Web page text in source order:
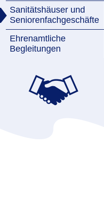
Sanitätshäuser und
Seniorenfachgeschäfte
Ehrenamtliche
Begleitungen